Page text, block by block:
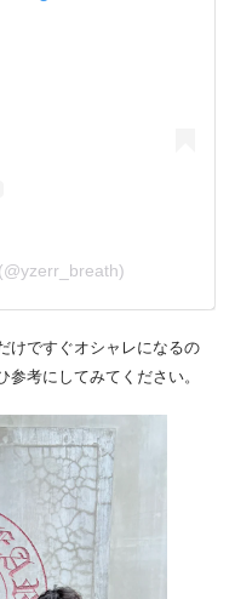
けですぐオシャレになるの
考にしてみてください。